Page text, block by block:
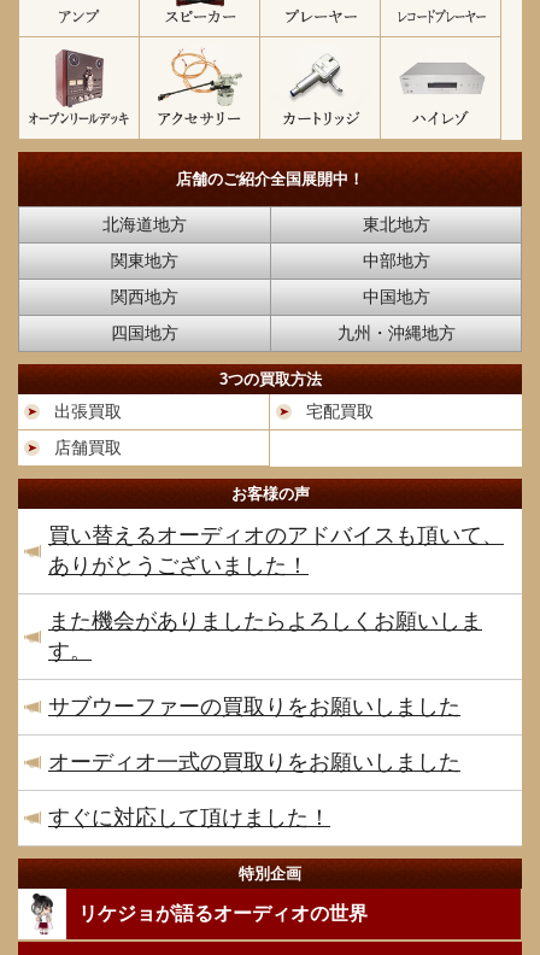
店舗のご紹介全国展開中！
北海道地方
東北地方
関東地方
中部地方
関西地方
中国地方
四国地方
九州・沖縄地方
3つの買取方法
出張買取
宅配買取
店舗買取
お客様の声
買い替えるオーディオのアドバイスも頂いて、
ありがとうございました！
また機会がありましたらよろしくお願いしま
す。
サブウーファーの買取りをお願いしました
オーディオ一式の買取りをお願いしました
すぐに対応して頂けました！
特別企画
リケジョが語るオーディオの世界